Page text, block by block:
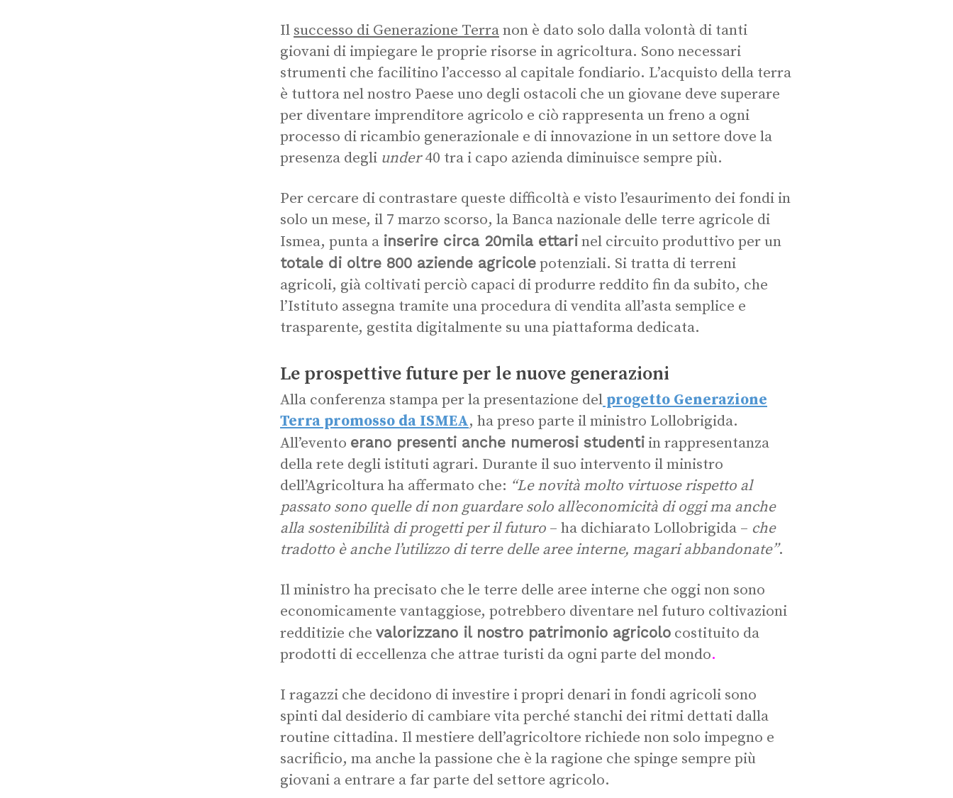
Il successo di Generazione Terranon è dato solo dalla volontà di tanti
giovani di impiegare le proprie risorse in agricoltura. Sono necessari
strumenti che facilitino l’accesso al capitale fondiario. L’acquisto della terra
è tuttora nel nostro Paese uno degli ostacoli che un giovane deve superare
per diventare imprenditore agricolo e ciò rappresenta un freno a ogni
processo di ricambio generazionale e di innovazione in un settore dove la
presenza degli under40 tra i capo azienda diminuisce sempre più.
Per cercare di contrastare queste difficoltà e visto l’esaurimento dei fondi in
solo un mese, il 7 marzo scorso, la Banca nazionale delle terre agricole di
Ismea, punta a inserire circa 20mila ettari nel circuito produttivo per un
totale di oltre 800 aziende agricole potenziali. Si tratta di terreni
agricoli, già coltivati perciò capaci di produrre reddito fin da subito, che
l’Istituto assegna tramite una procedura di vendita all’asta semplice e
trasparente, gestita digitalmente su una piattaforma dedicata.
Le prospettive future per le nuove generazioni
Alla conferenza stampa per la presentazione del progetto Generazione
Terra promosso da ISMEA, ha preso parte il ministro Lollobrigida.
All’evento erano presenti anche numerosi studenti in rappresentanza
della rete degli istituti agrari. Durante il suo intervento il ministro
dell’Agricoltura ha affermato che: “Le novità molto virtuose rispetto al
passato sono quelle di non guardare solo all’economicità di oggi ma anche
alla sostenibilità di progetti per il futuro – ha dichiarato Lollobrigida – che
tradotto è anche l’utilizzo di terre delle aree interne, magari abbandonate”.
Il ministro ha precisato che le terre delle aree interne che oggi non sono
economicamente vantaggiose, potrebbero diventare nel futuro coltivazioni
redditizie che valorizzano il nostro patrimonio agricolo costituito da
prodotti di eccellenza che attrae turisti da ogni parte del mondo.
I ragazzi che decidono di investire i propri denari in fondi agricoli sono
spinti dal desiderio di cambiare vita perché stanchi dei ritmi dettati dalla
routine cittadina. Il mestiere dell’agricoltore richiede non solo impegno e
sacrificio, ma anche la passione che è la ragione che spinge sempre più
giovani a entrare a far parte del settore agricolo.